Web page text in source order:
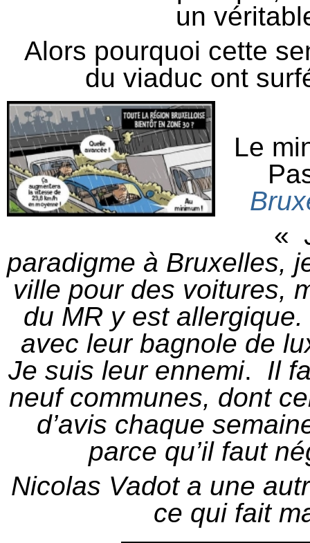
un
Alors pourquoi cette
du viaduc ont
Le
«
paradigme à Bruxelles,
ville pour des voitures,
du MR y est
avec leur bagnole de
Je suis leur ennemi. Il
neuf communes, dont
d’avis chaque
parce qu’il faut
Nicolas Vadot a une
ce qui fait